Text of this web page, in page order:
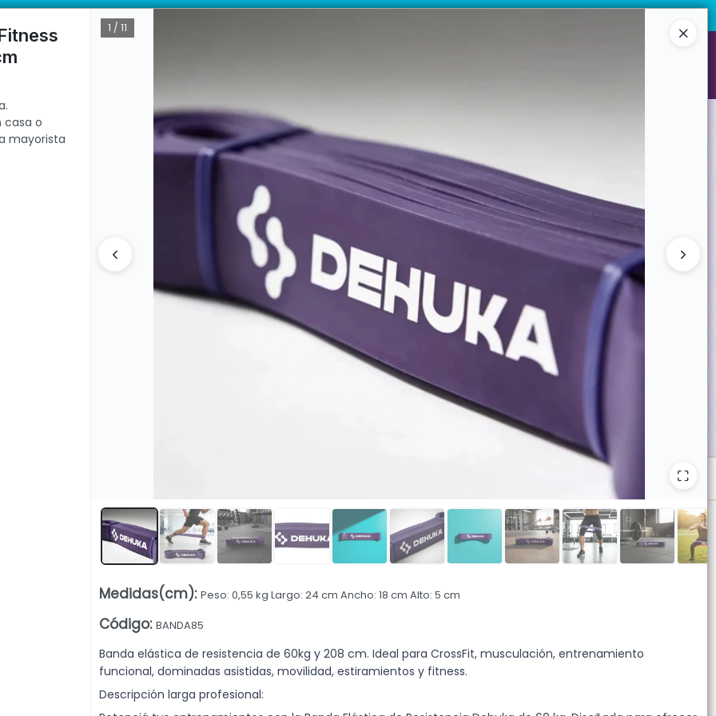
deportivo resistente para entrenamiento en casa o gimnasio. Material de alta calidad para uso intensivo. Venta mayorista desde 10
casa o
mayorista
1 / 11
Medidas(cm): Peso: 0,55 kg Largo: 24 cm Ancho: 18 cm Alto: 5 cm
Código: BANDA85
Banda elástica de resistencia de 60kg y 208 cm. Ideal para CrossFit, musculación, entrenamiento
funcional, dominadas asistidas, movilidad, estiramientos y fitness.
Descripción larga profesional:
con garantía directa | 📦 Comprá mayorista desde 10 unidades. ¡Registrate y accedé a precios exclusivos!
deportivo resistente para entrenamiento en casa o gimnasio. Material de alta calidad para uso intensivo. Venta mayorista desde
Lista vacía